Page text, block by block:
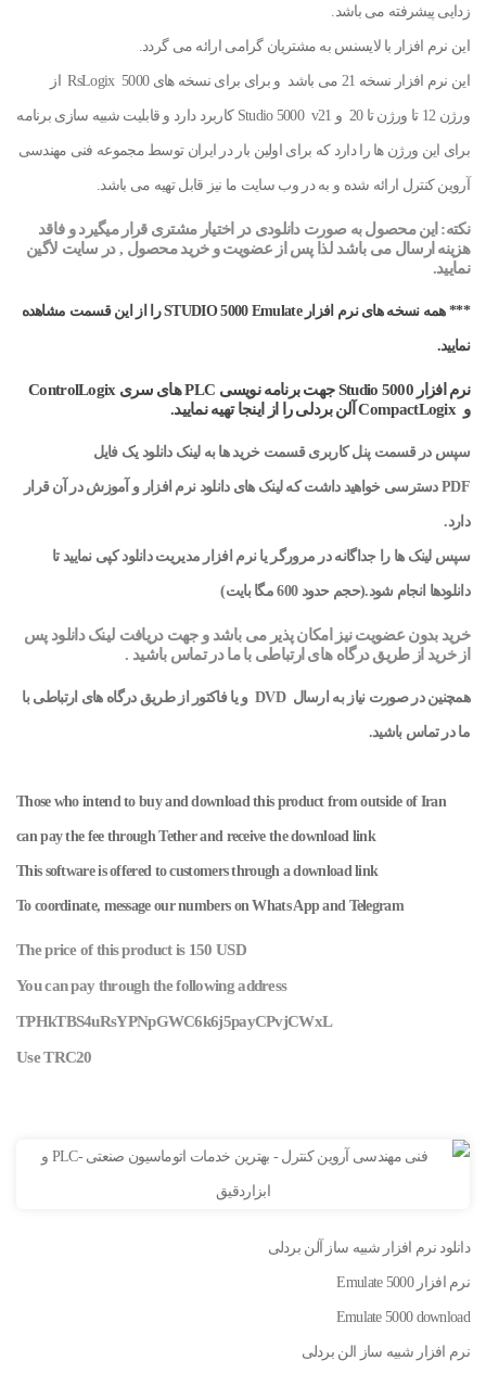
زدایی پیشرفته می باشد.
این نرم افزار با لایسنس به مشتریان گرامی ارائه می گردد.
این نرم افزار نسخه 21 می باشد و برای برای نسخه های RsLogix 5000 از
ورژن 12 تا ورژن تا 20 و Studio 5000 v21 کاربرد دارد و قابلیت شبیه سازی برنامه
برای این ورژن ها را دارد که برای اولین بار در ایران توسط مجموعه فنی مهندسی
آروین کنترل ارائه شده و به در وب سایت ما نیز قابل تهیه می باشد.
نکته: این محصول به صورت دانلودی در اختیار مشتری قرار میگیرد و فاقد
هزینه ارسال می باشد لذا پس از عضویت و خرید محصول , در سایت لاگین
نمایید.
*** همه نسخه های نرم افزار STUDIO 5000 Emulate را از این قسمت مشاهده
نمایید.
نرم افزار Studio 5000 جهت برنامه نویسی PLC های سری ControlLogix
و CompactLogix آلن بردلی را از اینجا تهیه نمایید.
سپس در قسمت پنل کاربری قسمت خرید ها به لینک دانلود یک فایل
PDF دسترسی خواهید داشت که لینک های دانلود نرم افزار و آموزش در آن قرار
دارد.
سپس لینک ها را جداگانه در مرورگر یا نرم افزار مدیریت دانلود کپی نمایید تا
دانلودها انجام شود.(حجم حدود 600 مگا بایت )
خرید بدون عضویت نیز امکان پذیر می باشد و جهت دریافت لینک دانلود پس
از خرید از طریق درگاه های ارتباطی با ما در تماس باشید .
همچنین در صورت نیاز به ارسال DVD و یا فاکتور از طریق درگاه های ارتباطی با
ما در تماس باشید.
Those who intend to buy and download this product from outside of Iran
can pay the fee through Tether and receive the download link
This software is offered to customers through a download link
To coordinate, message our numbers on Whats App and Telegram
The price of this product is 150 USD
You can pay through the following address
TPHkTBS4uRsYPNpGWC6k6j5payCPvjCWxL
Use TRC20
دانلود نرم افزار شبیه ساز آلن بردلی
نرم افزار Emulate 5000
Emulate 5000 download
نرم افزار شبیه ساز الن بردلی